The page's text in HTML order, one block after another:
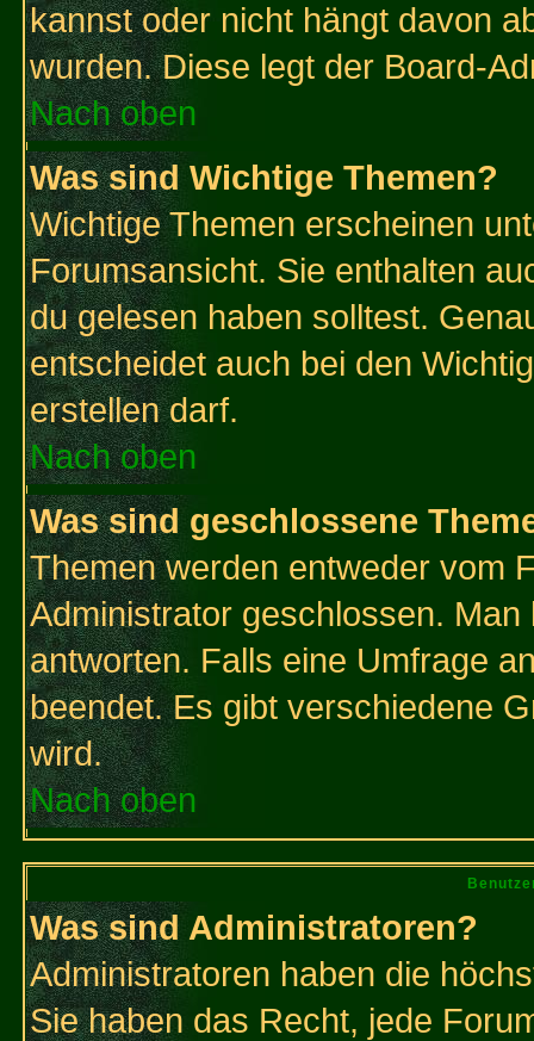
kannst oder nicht hängt davon
wurden. Diese legt der Board-
Nach oben
Was sind Wichtige Themen?
Wichtige Themen erscheinen
Forumsansicht. Sie enthalten
du gelesen haben solltest.
entscheidet auch bei den
erstellen darf.
Nach oben
Was sind geschlossene
Themen werden entweder vom
Administrator geschlossen.
antworten. Falls eine Umfrage
beendet. Es gibt verschiedene
wird.
Nach oben
Was sind Administratoren?
Administratoren haben die
Sie haben das Recht, jede